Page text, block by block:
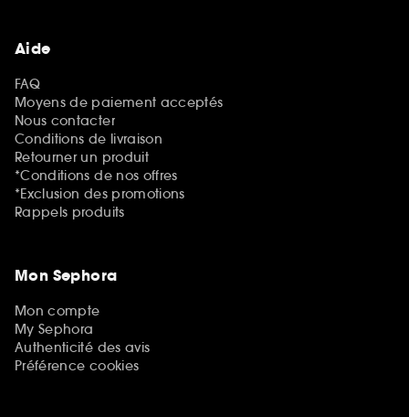
Aide
FAQ
Moyens de paiement acceptés
Nous contacter
Conditions de livraison
Retourner un produit
*Conditions de nos offres
*Exclusion des promotions
Rappels produits
Mon Sephora
Mon compte
My Sephora
Authenticité des avis
Préférence cookies